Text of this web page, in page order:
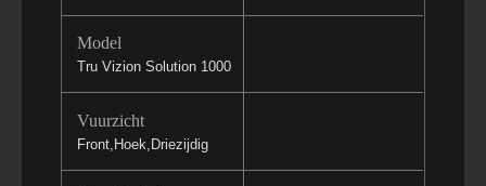
Model
Tru Vizion Solution 1000
Vuurzicht
Front,Hoek,Driezijdig